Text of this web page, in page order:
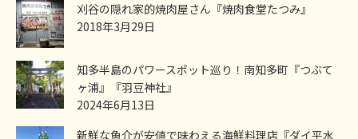
刈谷の隠れ家的焼肉屋さん『焼肉食堂たつみ』
2018年3月29日
知多半島のパワースポット巡り！南知多町『つぶて
ヶ浦』『羽豆神社』
2024年6月13日
新鮮な魚介が安値で味わえる海鮮料理店『ダイ平水